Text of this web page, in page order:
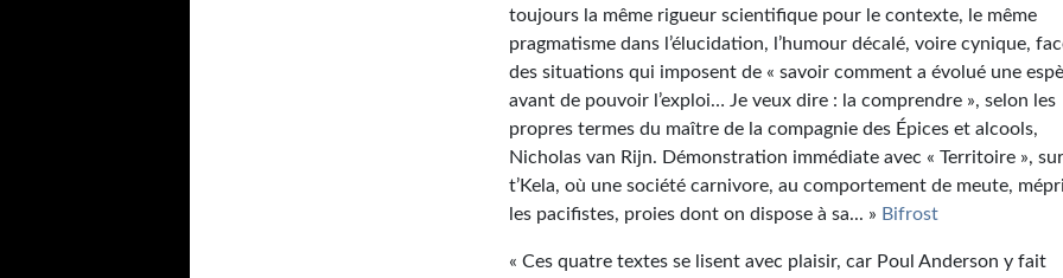
toujours la même rigueur scientifique pour le contexte, le même
pragmatisme dans l’élucidation, l’humour décalé, voire cynique,
des situations qui imposent de « savoir comment a évolué une
avant de pouvoir l’exploi… Je veux dire : la comprendre », selon les
propres termes du maître de la compagnie des Épices et alcools,
Nicholas van Rijn. Démonstration immédiate avec « Territoire », sur
t’Kela, où une société carnivore, au comportement de meute,
les pacifistes, proies dont on dispose à sa... » Bifrost
« Ces quatre textes se lisent avec plaisir, car Poul Anderson y fait